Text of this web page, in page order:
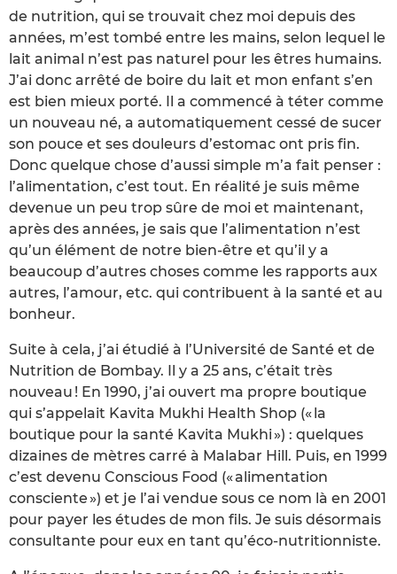
de nutrition, qui se trouvait chez moi depuis des
années, m’est tombé entre les mains, selon lequel le
lait animal n’est pas naturel pour les êtres humains.
J’ai donc arrêté de boire du lait et mon enfant s’en
est bien mieux porté. Il a commencé à téter comme
un nouveau né, a automatiquement cessé de sucer
son pouce et ses douleurs d’estomac ont pris fin.
Donc quelque chose d’aussi simple m’a fait penser :
l’alimentation, c’est tout. En réalité je suis même
devenue un peu trop sûre de moi et maintenant,
après des années, je sais que l’alimentation n’est
qu’un élément de notre bien-être et qu’il y a
beaucoup d’autres choses comme les rapports aux
autres, l’amour, etc. qui contribuent à la santé et au
bonheur.
Suite à cela, j’ai étudié à l’Université de Santé et de
Nutrition de Bombay. Il y a 25 ans, c’était très
nouveau ! En 1990, j’ai ouvert ma propre boutique
qui s’appelait Kavita Mukhi Health Shop (« la
boutique pour la santé Kavita Mukhi ») : quelques
dizaines de mètres carré à Malabar Hill. Puis, en 1999
c’est devenu Conscious Food (« alimentation
consciente ») et je l’ai vendue sous ce nom là en 2001
pour payer les études de mon fils. Je suis désormais
consultante pour eux en tant qu’éco-nutritionniste.